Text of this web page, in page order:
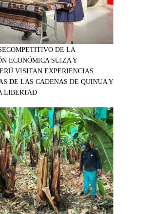
DE LA
ECONÓMICA SUIZA Y
VISITAN EXPERIENCIAS
DE LAS CADENAS DE QUINUA Y
LIBERTAD